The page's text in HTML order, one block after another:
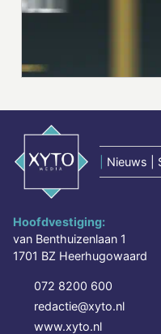
Nieuws |
Hoofdvestiging:
van Benthuizenlaan 1
1701 BZ Heerhugowaard
072 8200 600
redactie@xyto.nl
www.xyto.nl